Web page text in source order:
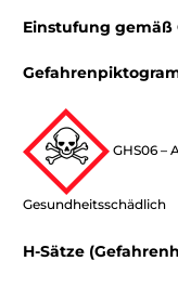
Einstufung gemäß
GHS06 –
Gesundheitsschädlich
H-Sätze